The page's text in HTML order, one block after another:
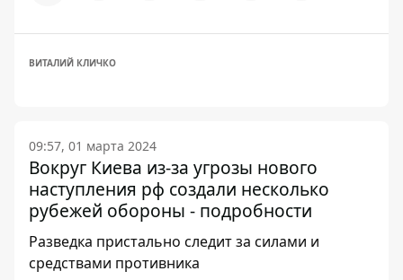
ВИТАЛИЙ КЛИЧКО
09:57, 01 марта 2024
Вокруг Киева из-за угрозы нового
наступления рф создали несколько
рубежей обороны - подробности
Разведка пристально следит за силами и
средствами противника